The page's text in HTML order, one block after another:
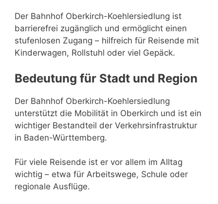
Der Bahnhof Oberkirch-Koehlersiedlung ist
barrierefrei zugänglich und ermöglicht einen
stufenlosen Zugang – hilfreich für Reisende mit
Kinderwagen, Rollstuhl oder viel Gepäck.
Bedeutung für Stadt und Region
Der Bahnhof Oberkirch-Koehlersiedlung
unterstützt die Mobilität in Oberkirch und ist ein
wichtiger Bestandteil der Verkehrsinfrastruktur
in Baden-Württemberg.
Für viele Reisende ist er vor allem im Alltag
wichtig – etwa für Arbeitswege, Schule oder
regionale Ausflüge.